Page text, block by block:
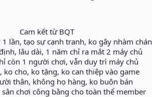
Cam kết từ BQT
1 lần, tạo sự cạnh tranh, ko gây nhàm chán
lâu dài, 1 năm chỉ ra mắt 2 máy chủ
còn 1 người chơi, vẫn duy trì máy chủ
ko cho, ko tặng, ko can thiệp vào game
thân, không họ hàng, ko buôn bán
sân chơi công bằng cho toàn thể member